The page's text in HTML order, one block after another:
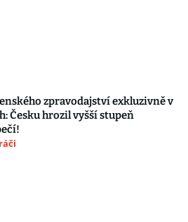
zpravodajství exkluzivně v
Česku hrozil vyšší stupeň